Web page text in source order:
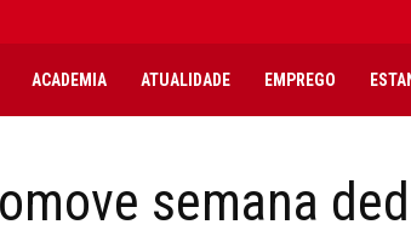
UDIREITO
Portal
ACADEMIA ATUALIDADE EMPREGO
semana